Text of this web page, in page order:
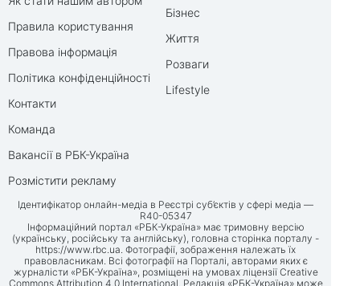
Правила користування
Правова інформація
Політика конфіденційності
Контакти
Команда
Вакансії в РБК-Україна
Розмістити рекламу
Бізнес
Життя
Розваги
Lifestyle
Ідентифікатор онлайн-медіа в Реєстрі суб’єктів у сфері медіа —
R40-05347
Інформаційний портал «РБК-Україна» має тримовну версію
(українську, російську та англійську), головна сторінка порталу -
https://www.rbc.ua . Фотографії, зображення належать їх
правовласникам. Всі фотографії на Порталі, авторами яких є
журналісти «РБК-Україна», розміщені на умовах ліцензії Creative
Commons Attribution 4.0 International. Редакція «РБК-Україна» може